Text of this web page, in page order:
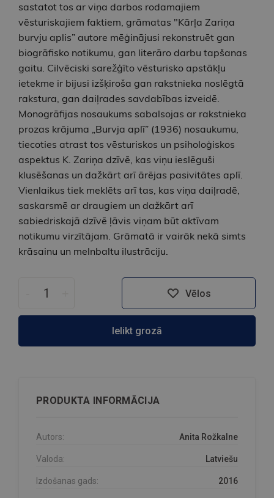
sastatot tos ar viņa darbos rodamajiem
vēsturiskajiem faktiem, grāmatas "Kārļa Zariņa
burvju aplis” autore mēģinājusi rekonstruēt gan
biogrāfisko notikumu, gan literāro darbu tapšanas
gaitu. Cilvēciski sarežģīto vēsturisko apstākļu
ietekme ir bijusi izšķiroša gan rakstnieka noslēgtā
rakstura, gan daiļrades savdabības izveidē.
Monogrāfijas nosaukums sabalsojas ar rakstnieka
prozas krājuma „Burvja aplī” (1936) nosaukumu,
tiecoties atrast tos vēsturiskos un psiholoģiskos
aspektus K. Zariņa dzīvē, kas viņu ieslēguši
klusēšanas un dažkārt arī ārējas pasivitātes aplī.
Vienlaikus tiek meklēts arī tas, kas viņa daiļradē,
saskarsmē ar draugiem un dažkārt arī
sabiedriskajā dzīvē ļāvis viņam būt aktīvam
notikumu virzītājam. Grāmatā ir vairāk nekā simts
krāsainu un melnbaltu ilustrāciju.
Vēlos
Ielikt grozā
PRODUKTA INFORMĀCIJA
Autors: Anita Rožkalne
Valoda: Latviešu
Izdošanas gads: 2016